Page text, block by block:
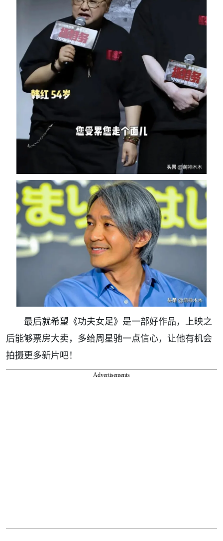
最后就希望《功夫女足》是一部好作品，上映之
后能够票房大卖，多给周星驰一点信心，让他有机会
拍摄更多新片吧！
Advertisements